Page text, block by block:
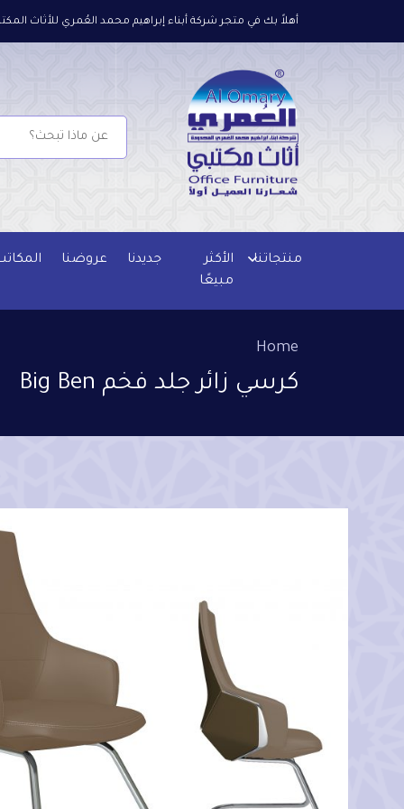
أهلاً بك في متجر شركة أبناء إبراهيم محمد العُمري للأثاث
منتجاتنا
الأكثر
مبيعًا
جديدنا عروضنا
Home
كرسي زائر جلد فخم Big Ben